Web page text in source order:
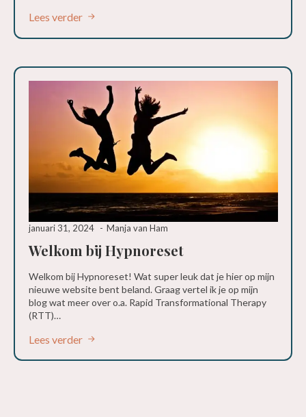
Lees verder
Welkom bij Hypnoreset
januari 31, 2024 Manja van Ham
Welkom bij Hypnoreset! Wat super leuk dat je hier op mijn
nieuwe website bent beland. Graag vertel ik je op mijn
blog wat meer over o.a. Rapid Transformational Therapy
(RTT)…
Lees verder